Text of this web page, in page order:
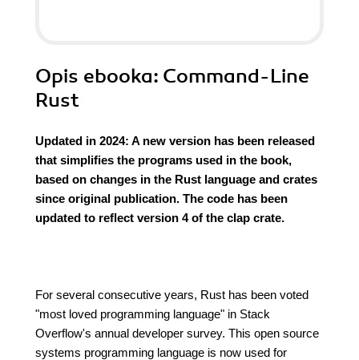
Opis ebooka: Command-Line
Rust
Updated in 2024: A new version has been released
that simplifies the programs used in the book,
based on changes in the Rust language and crates
since original publication. The code has been
updated to reflect version 4 of the clap crate.
For several consecutive years, Rust has been voted
"most loved programming language" in Stack
Overflow's annual developer survey. This open source
systems programming language is now used for